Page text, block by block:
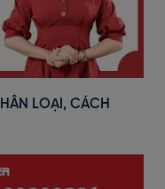
LOẠI, CÁCH